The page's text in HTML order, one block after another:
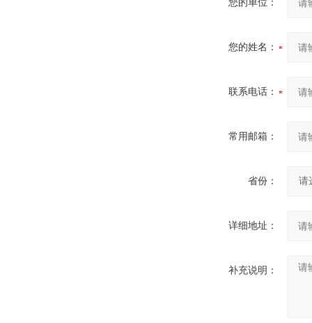
您的单位：
您的姓名：
联系电话：
常用邮箱：
省份：
详细地址：
补充说明：